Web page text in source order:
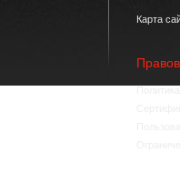
Карта